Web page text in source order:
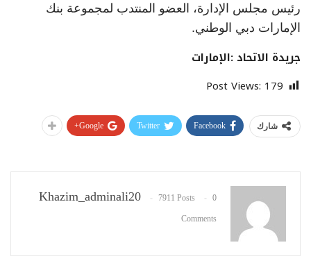
رئيس مجلس الإدارة، العضو المنتدب لمجموعة بنك
الإمارات دبي الوطني.
جريدة الاتحاد :الإمارات
Post Views: 179
شارك Facebook
Twitter
Google+
Khazim_adminali20 7911 Posts 0
Comments